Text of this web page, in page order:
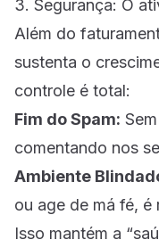
3. Segurança: O
Além do
sustenta o
controle é total:
Fim do Spam:
comentando nos
Ambiente
ou age de má fé, é
Isso mantém a